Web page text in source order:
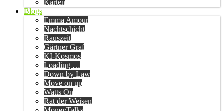
Karten
Blogs
Emma Amour
Nachtschicht
Rauszeit
Gärtner Graf
KI-Kosmos
Loading …
Down by Law
Move on up
Watts On
Rat der Weisen